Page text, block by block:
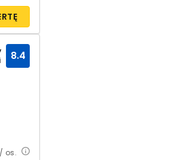
8.4
os.